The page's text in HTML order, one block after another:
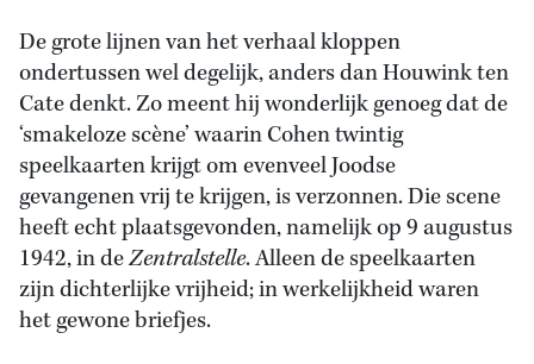
De grote lijnen van het verhaal kloppen
ondertussen wel degelijk, anders dan Houwink ten
Cate denkt. Zo meent hij wonderlijk genoeg dat de
‘smakeloze scène’ waarin Cohen twintig
speelkaarten krijgt om evenveel Joodse
gevangenen vrij te krijgen, is verzonnen. Die scene
heeft echt plaatsgevonden, namelijk op 9 augustus
1942, in deZentralstelle. Alleen de speelkaarten
zijn dichterlijke vrijheid; in werkelijkheid waren
het gewone briefjes.